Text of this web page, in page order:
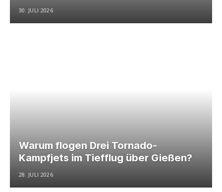
30. JULI 2026
Warum flogen Drei Tornado-
Kampfjets im Tiefflug über Gießen?
28. JULI 2026